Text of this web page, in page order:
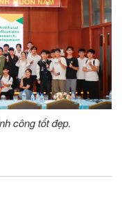
công tốt đẹp.